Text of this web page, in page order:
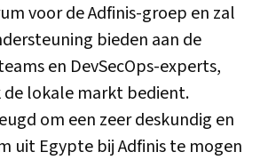
voor de Adfinis-groep en zal
bieden aan de
en DevSecOps-experts,
lokale markt bedient.
om een zeer deskundig en
uit Egypte bij Adfinis te mogen